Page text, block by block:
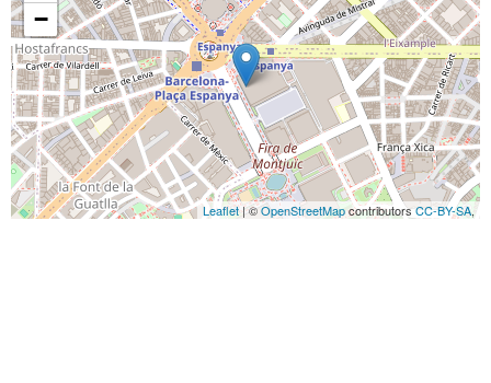
−
Leaflet| ©OpenStreetMapcontributorsCC-BY-SA,